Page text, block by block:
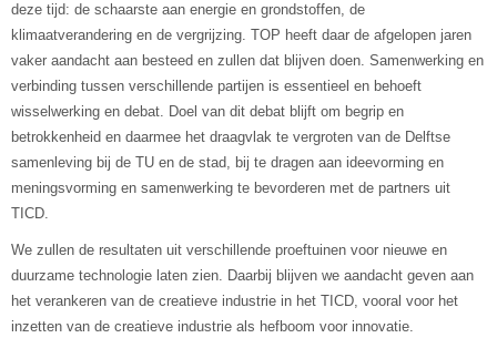
deze tijd: de schaarste aan energie en grondstoffen, de
klimaatverandering en de vergrijzing. TOP heeft daar de afgelopen jaren
vaker aandacht aan besteed en zullen dat blijven doen. Samenwerking en
verbinding tussen verschillende partijen is essentieel en behoeft
wisselwerking en debat. Doel van dit debat blijft om begrip en
betrokkenheid en daarmee het draagvlak te vergroten van de Delftse
samenleving bij de TU en de stad, bij te dragen aan ideevorming en
meningsvorming en samenwerking te bevorderen met de partners uit
TICD.
We zullen de resultaten uit verschillende proeftuinen voor nieuwe en
duurzame technologie laten zien. Daarbij blijven we aandacht geven aan
het verankeren van de creatieve industrie in het TICD, vooral voor het
inzetten van de creatieve industrie als hefboom voor innovatie.